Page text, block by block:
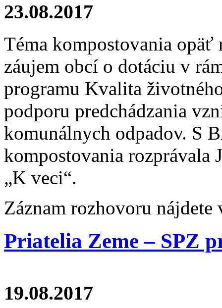
23.08.2017
Téma kompostovania
záujem obcí o dotáciu v
programu Kvalita
podporu predchádzania
komunálnych odpadov. S
kompostovania rozprávala
„K veci“.
Záznam rozhovoru
Priatelia Zeme – SPZ
19.08.2017